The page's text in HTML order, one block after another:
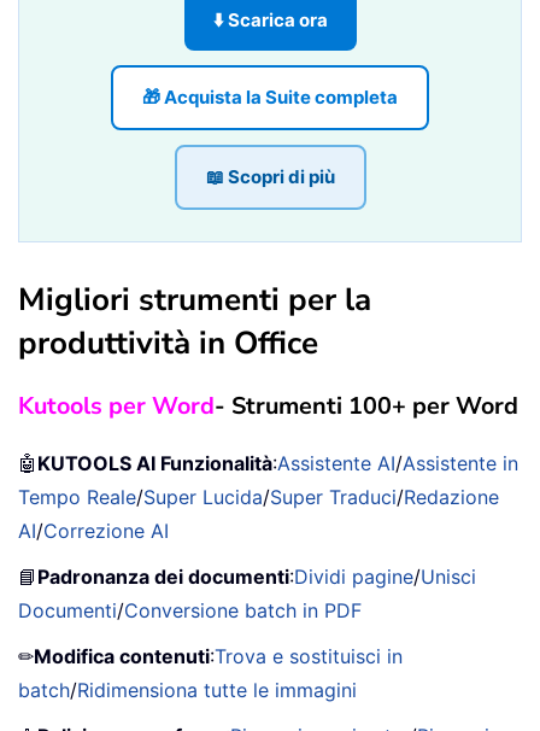
⬇️ Scarica ora
🎁 Acquista la Suite completa
📖 Scopri di più
Migliori strumenti per la
produttività in Office
Kutools per Word- Strumenti 100+ per Word
🤖 KUTOOLS AI Funzionalità:Assistente AI/Assistente in
Tempo Reale/Super Lucida/Super Traduci/Redazione
AI/Correzione AI
📘 Padronanza dei documenti:Dividi pagine/Unisci
Documenti/Conversione batch in PDF
✏Modifica contenuti:Trova e sostituisci in
batch/Ridimensiona tutte le immagini